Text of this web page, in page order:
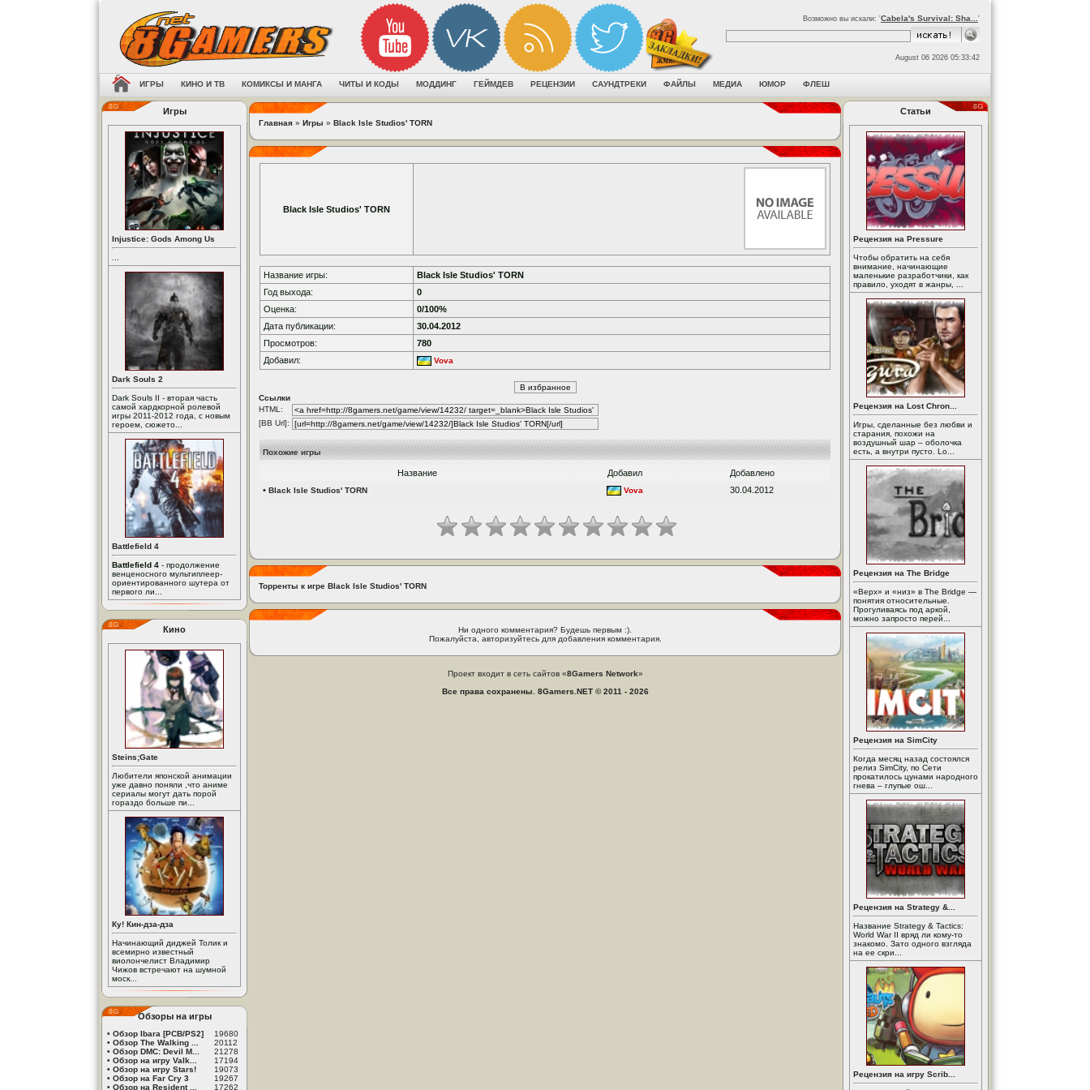
Возможно вы искали: 'Cabela's Survival: Sha... '
August 06 2026 05:33:42
ИГРЫ КИНО И ТВ КОМИКСЫ И МАНГА ЧИТЫ И КОДЫ МОДДИНГ ГЕЙМДЕВ РЕЦЕНЗИИ САУНДТРЕКИ ФАЙЛЫ МЕДИА ЮМОР ФЛЕШ
Игры
Injustice: Gods Among Us
Dark Souls 2
Dark Souls II - вторая часть
самой хардкорной ролевой
игры 2011-2012 года, с новым
героем, сюжето...
Battlefield 4
Battlefield 4 - продолжение
венценосного мультиплеер-
ориентированного шутера от
первого ли...
Кино
Steins;Gate
Любители японской анимации
уже давно поняли ,что аниме
сериалы могут дать порой
гораздо больше пи...
Ку! Кин-дза-дза
Начинающий диджей Толик и
всемирно известный
виолончелист Владимир
Чижов встречают на шумной
моск...
Обзоры на игры
• Обзор Ibara [PCB/PS2]
19680
• Обзор The Walking ...
20112
• Обзор DMC: Devil M...
21278
• Обзор на игру Valk...
17194
• Обзор на игру Stars!
19073
• Обзор на Far Cry 3
19267
• Обзор на Resident ... 17262
Главная » Игры » Black Isle Studios' TORN
Black Isle Studios' TORN
Название игры:
Black Isle Studios' TORN
Год выхода:
0
Оценка:
0/100%
Дата публикации:
30.04.2012
Просмотров:
780
Добавил:
Vova
Ссылки
HTML:
[BB Url]:
Похожие игры
Название Добавил
Добавлено
• Black Isle Studios' TORN Vova 30.04.2012
Торренты к игре Black Isle Studios' TORN
Ни одного комментария? Будешь первым :).
Пожалуйста, авторизуйтесь для добавления комментария.
Проект входит в сеть сайтов «8Gamers Network»
Все права сохранены. 8Gamers.NET © 2011 - 2026
Статьи
Рецензия на Pressure
Чтобы обратить на себя
внимание, начинающие
маленькие разработчики, как
правило, уходят в жанры, ...
Рецензия на Lost Chron...
Игры, сделанные без любви и
старания, похожи на
воздушный шар – оболочка
есть, а внутри пусто. Lo...
Рецензия на The Bridge
«Верх» и «низ» в The Bridge —
понятия относительные.
Прогуливаясь под аркой,
можно запросто перей...
Рецензия на SimCity
Когда месяц назад состоялся
релиз SimCity, по Сети
прокатилось цунами народного
гнева – глупые ош...
Рецензия на Strategy &...
Название Strategy & Tactics:
World War II вряд ли кому-то
знакомо. Зато одного взгляда
на ее скри...
Рецензия на игру Scrib...